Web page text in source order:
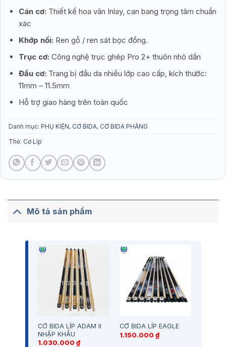
Cán cơ: Thiết kế hoa văn Inlay, can bang trọng tâm chuẩn
xác
Khớp nối: Ren gỗ / ren sát bọc đồng.
Trục cơ: Công nghệ trục ghép Pro 2+ thuôn nhỏ dần
Đầu cơ: Trang bị đầu da nhiều lớp cao cấp, kích thước:
11mm – 11.5mm
Hỗ trợ giao hàng trên toàn quốc
Danh mục: PHỤ KIỆN, CƠ BIDA, CƠ BIDA PHĂNG
Thẻ: Cơ Líp
Mô tả sản phẩm
CƠ BIDA LÍP ADAM II
NHẬP KHẨU
1.030.000₫
CƠ BIDA LÍP EAGLE
1.150.000 ₫